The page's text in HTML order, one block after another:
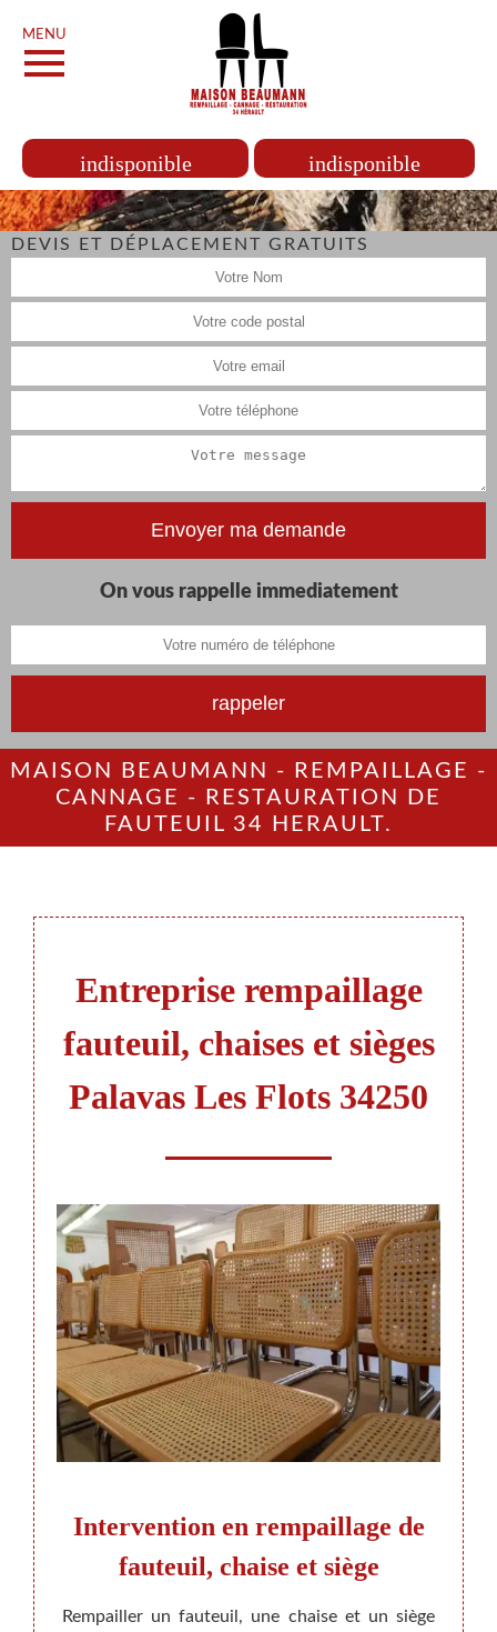
MENU
indisponible indisponible
DEVIS ET DÉPLACEMENT GRATUITS
On vous rappelle immediatement
MAISON BEAUMANN - REMPAILLAGE -
CANNAGE - RESTAURATION DE
FAUTEUIL 34 HERAULT.
Entreprise rempaillage
fauteuil, chaises et sièges
Palavas Les Flots 34250
Intervention en rempaillage de
fauteuil, chaise et siège
Rempailler un fauteuil, une chaise et un siège